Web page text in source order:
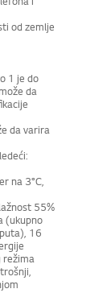
i
od zemlje
1 je do
da
da varira
na 3°C,
55%
(ukupno
16
režima